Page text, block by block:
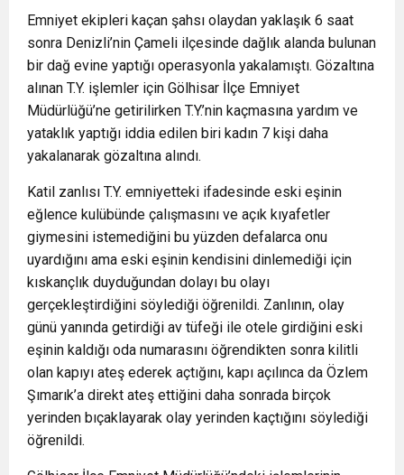
Emniyet ekipleri kaçan şahsı olaydan yaklaşık 6 saat
sonra Denizli’nin Çameli ilçesinde dağlık alanda bulunan
bir dağ evine yaptığı operasyonla yakalamıştı. Gözaltına
alınan T.Y. işlemler için Gölhisar İlçe Emniyet
Müdürlüğü’ne getirilirken T.Y.’nin kaçmasına yardım ve
yataklık yaptığı iddia edilen biri kadın 7 kişi daha
yakalanarak gözaltına alındı.
Katil zanlısı T.Y. emniyetteki ifadesinde eski eşinin
eğlence kulübünde çalışmasını ve açık kıyafetler
giymesini istemediğini bu yüzden defalarca onu
uyardığını ama eski eşinin kendisini dinlemediği için
kıskançlık duyduğundan dolayı bu olayı
gerçekleştirdiğini söylediği öğrenildi. Zanlının, olay
günü yanında getirdiği av tüfeği ile otele girdiğini eski
eşinin kaldığı oda numarasını öğrendikten sonra kilitli
olan kapıyı ateş ederek açtığını, kapı açılınca da Özlem
Şımarık’a direkt ateş ettiğini daha sonrada birçok
yerinden bıçaklayarak olay yerinden kaçtığını söylediği
öğrenildi.